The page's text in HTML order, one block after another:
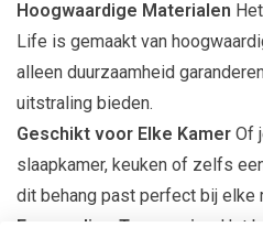
Hoogwaardige Materialen
Life is gemaakt van
alleen duurzaamheid
uitstraling bieden.
Geschikt voor Elke Kamer Of
slaapkamer, keuken of zelfs
dit behang past perfect bij elke
Eenvoudige Toepassing
Het